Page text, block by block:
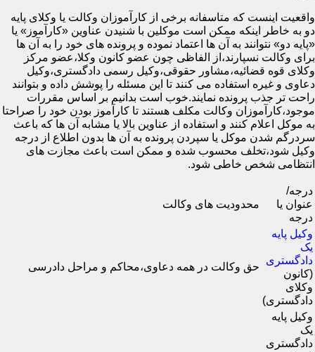
واقعیت اینست که متاسفانه برخی از کارآموزان وکالت یا وکلای پایه
دو به خاطر اینکه ممکن است موکلین با شنیدن عناوین «کارآموز» یا
«پایه دو» نتوانند به آن ها اعتماد نموده و پرونده های خود را به آن ها
برای وکالت نسپارند،از الفاظی چون عضو کانون وکلا،عضو مرکز
وکلای قوه قضائیه،مشاور حقوقی،وکیل رسمی دادگستری،وکیل
دعاوی و غیره استفاده می کنند تا این مسئله را پوشش داده و بتوانند
راحت تر جذب پرونده نمایند.خوب است بدانیم بر اساس مقررات
موجود،کارآموزان وکالت مکلف هستند تا کارآموز بودن خود را صراحتا
به موکل اعلام کنند و استفاده از عناوین بالا یا مشابه آن ها که باعث
سردرگم شدن موکل یا سپردن پرونده به آن ها بدون اطلاع از درجه
وکیل شود،تخلف محسوب شده و ممکن است باعث مجازت های
انتظامی شخص خاطی شود.
درجه/
عنوان یا
درجه
محدودیت های وکالت
وکیل پایه
یک
دادگستری
(کانون
وکلای
دادگستری)
حق وکالت در همه دعاوی،محاکم و مراحل دادرسی
وکیل پایه
یک
دادگستری